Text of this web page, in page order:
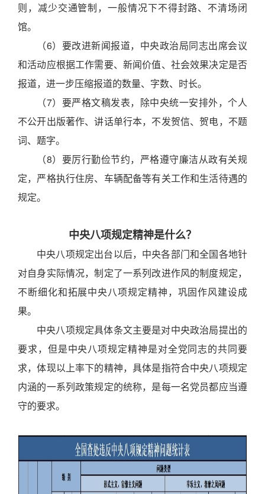
则，减少交通管制，一般情况下不得封路、不清场闭
馆。
（6）要改进新闻报道，中央政治局同志出席会议
和活动应根据工作需要、新闻价值、社会效果决定是否
报道，进一步压缩报道的数量、字数、时长。
（7）要严格文稿发表，除中央统一安排外，个人
不公开出版著作、讲话单行本，不发贺信、贺电，不题
词、题字。
（8）要厉行勤俭节约，严格遵守廉洁从政有关规
定，严格执行住房、车辆配备等有关工作和生活待遇的
规定。
中央八项规定精神是什么？
中央八项规定出台以后，中央各部门和全国各地针
对自身实际情况，制定了一系列改进作风的制度规定，
不断细化和拓展中央八项规定精神，巩固作风建设成
果。
中央八项规定具体条文主要是对中央政治局提出的
要求，但是中央八项规定精神是对全党同志的共同要
求，体现以上率下的精神，具体是指符合中央八项规定
内涵的一系列政策规定的统称，是每一名党员都应当遵
守的要求。